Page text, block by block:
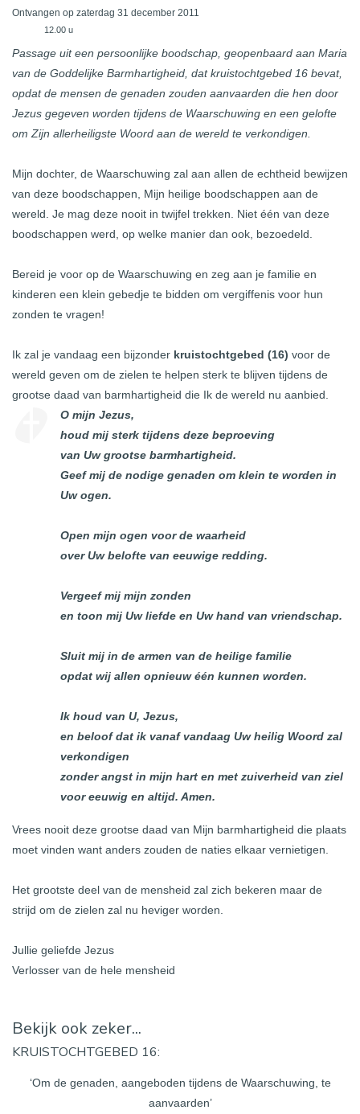
Ontvangen op zaterdag 31 december 2011
12.00 u
Passage uit een persoonlijke boodschap, geopenbaard aan Maria
van de Goddelijke Barmhartigheid, dat kruistochtgebed 16 bevat,
opdat de mensen de genaden zouden aanvaarden die hen door
Jezus gegeven worden tijdens de Waarschuwing en een gelofte
om Zijn allerheiligste Woord aan de wereld te verkondigen.
Mijn dochter, de Waarschuwing zal aan allen de echtheid bewijzen
van deze boodschappen, Mijn heilige boodschappen aan de
wereld. Je mag deze nooit in twijfel trekken. Niet één van deze
boodschappen werd, op welke manier dan ook, bezoedeld.
Bereid je voor op de Waarschuwing en zeg aan je familie en
kinderen een klein gebedje te bidden om vergiffenis voor hun
zonden te vragen!
Ik zal je vandaag een bijzonder kruistochtgebed (16) voor de
wereld geven om de zielen te helpen sterk te blijven tijdens de
grootse daad van barmhartigheid die Ik de wereld nu aanbied.
O mijn Jezus,
houd mij sterk tijdens deze beproeving
van Uw grootse barmhartigheid.
Geef mij de nodige genaden om klein te worden in
Uw ogen.
Open mijn ogen voor de waarheid
over Uw belofte van eeuwige redding.
Vergeef mij mijn zonden
en toon mij Uw liefde en Uw hand van vriendschap.
Sluit mij in de armen van de heilige familie
opdat wij allen opnieuw één kunnen worden.
Ik houd van U, Jezus,
en beloof dat ik vanaf vandaag Uw heilig Woord zal
verkondigen
zonder angst in mijn hart en met zuiverheid van ziel
voor eeuwig en altijd. Amen.
Vrees nooit deze grootse daad van Mijn barmhartigheid die plaats
moet vinden want anders zouden de naties elkaar vernietigen.
Het grootste deel van de mensheid zal zich bekeren maar de
strijd om de zielen zal nu heviger worden.
Jullie geliefde Jezus
Verlosser van de hele mensheid
Bekijk ook zeker...
KRUISTOCHTGEBED 16:
‘Om de genaden, aangeboden tijdens de Waarschuwing, te
aanvaarden’